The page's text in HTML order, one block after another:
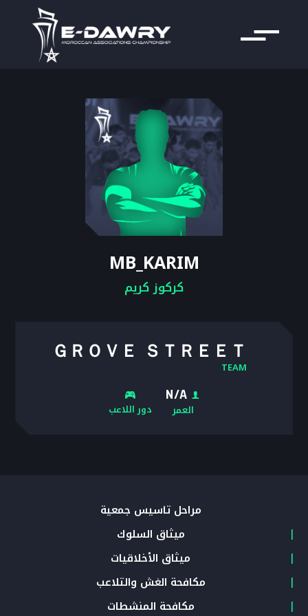
MB_KARIM
كركوز كريم
ＧＲＯＶＥ ＳＴＲＥＥＴ
TEAM
N/A
العمر دور اللاعب
مراحل تأسيس جمعية
ميثاق السلوك
ميثاق الأخلاقيات
مكافحة الغش والتلاعب
مكافحة المنشطات